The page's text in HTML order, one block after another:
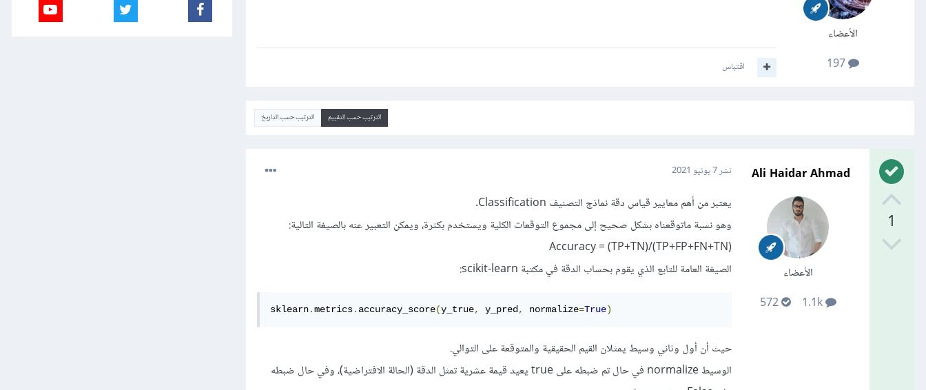
الأعضاء
197
اقتباس
الترتيب حسب التقييم الترتيب حسب التاريخ
1
Ali Haidar Ahmad
الأعضاء
1.1k
572
نشر7 يونيو 2021
يعتبر من أهم معايير قياس دقة نماذج التصنيف Classification.
وهو نسبة ماتوقعناه بشكل صحيح إلى مجموع التوقعات الكلية ويستخدم بكثرة، ويمكن التعبير عنه بالصيغة التالية:
Accuracy = (TP+TN)/(TP+FP+FN+TN)
الصيغة العامة للتابع الذي يقوم بحساب الدقة في مكتبة scikit-learn:
sklearn.metrics. accuracy_score(y_true, y_pred, normalize=True)
حيث أن أول وثاني وسيط يمثلان القيم الحقيقية والمتوقعة على التوالي.
الوسيط normalize في حال تم ضبطه على true يعيد قيمة عشرية تمثل الدقة (الحالة الافتراضية)، وفي حال ضبطه